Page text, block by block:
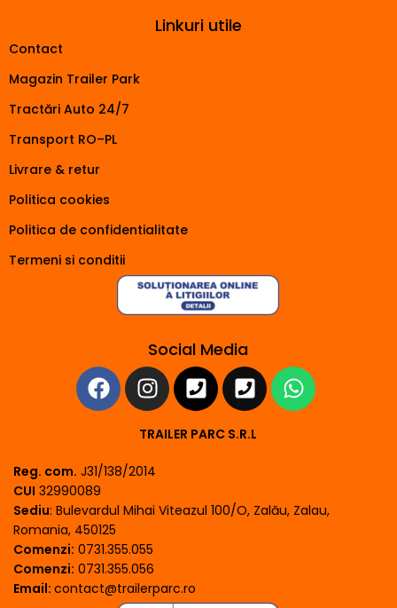
Linkuri utile
Contact
Magazin Trailer Park
Tractări Auto 24/7
Transport RO–PL
Livrare & retur
Politica cookies
Politica de confidentialitate
Termeni si conditii
Social Media
TRAILER PARC S.R.L
Reg. com. J31/138/2014
CUI 32990089
Sediu: Bulevardul Mihai Viteazul 100/O, Zalău, Zalau,
Romania, 450125
Comenzi: 0731.355.055
Comenzi: 0731.355.056
Email: contact@trailerparc.ro